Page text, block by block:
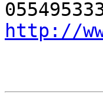
http://